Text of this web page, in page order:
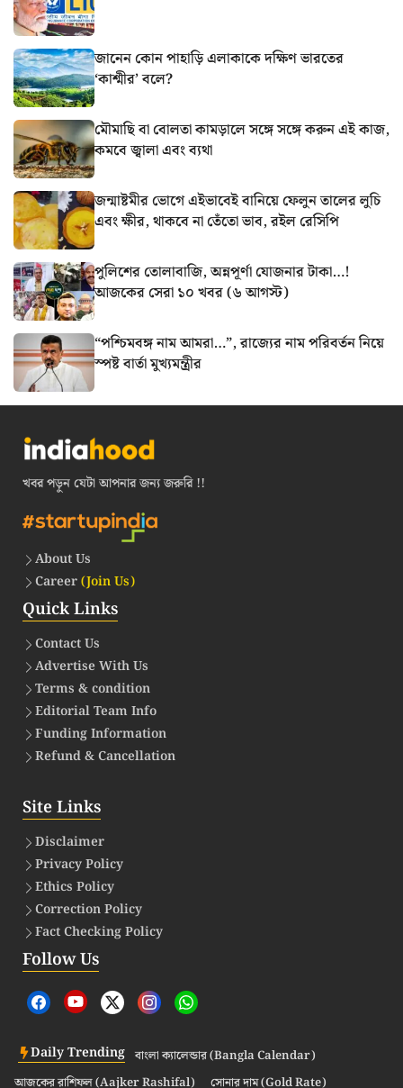
জানেন কোন পাহাড়ি এলাকাকে দক্ষিণ ভারতের
‘কাশ্মীর’ বলে?
মৌমাছি বা বোলতা কামড়ালে সঙ্গে সঙ্গে করুন এই কাজ,
কমবে জ্বালা এবং ব্যথা
জন্মাষ্টমীর ভোগে এইভাবেই বানিয়ে ফেলুন তালের লুচি
এবং ক্ষীর, থাকবে না তেঁতো ভাব, রইল রেসিপি
পুলিশের তোলাবাজি, অন্নপূর্ণা যোজনার টাকা…!
আজকের সেরা ১০ খবর (৬ আগস্ট)
“পশ্চিমবঙ্গ নাম আমরা…”, রাজ্যের নাম পরিবর্তন নিয়ে
স্পষ্ট বার্তা মুখ্যমন্ত্রীর
খবর পড়ুন যেটা আপনার জন্য জরুরি !!
About Us
Career(Join Us)
Quick Links
Contact Us
Advertise With Us
Terms & condition
Editorial Team Info
Funding Information
Refund & Cancellation
Site Links
Disclaimer
Privacy Policy
Ethics Policy
Correction Policy
Fact Checking Policy
Follow Us
Daily Trending বাংলা ক্যালেন্ডার (Bangla Calendar)
আজকের রাশিফল (Aajker Rashifal)
সোনার দাম (Gold Rate)